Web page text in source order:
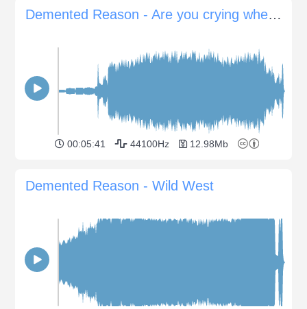
Demented Reason - Are you crying when I dance
00:05:41 44100Hz 12.98Mb
Demented Reason - Wild West